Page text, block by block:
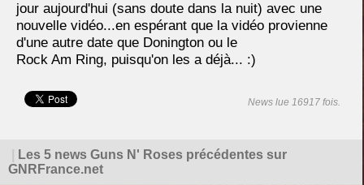
jour aujourd'hui (sans doute dans la nuit) avec une
nouvelle vidéo...en espérant que la vidéo provienne
d'une autre date que Donington ou le
Rock Am Ring, puisqu'on les a déjà... :)
News lue 16917 fois.
Les 5 news Guns N' Roses précédentes sur
GNRFrance.net